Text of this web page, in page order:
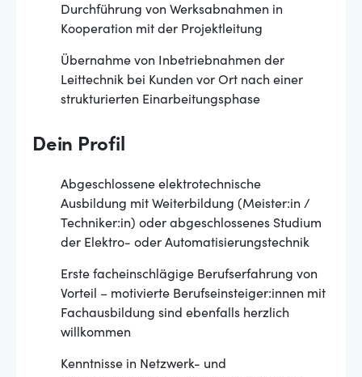
Durchführung von Werksabnahmen in
Kooperation mit der Projektleitung
Übernahme von Inbetriebnahmen der
Leittechnik bei Kunden vor Ort nach einer
strukturierten Einarbeitungsphase
Dein Profil
Abgeschlossene elektrotechnische
Ausbildung mit Weiterbildung (Meister:in /
Techniker:in) oder abgeschlossenes Studium
der Elektro- oder Automatisierungstechnik
Erste facheinschlägige Berufserfahrung von
Vorteil – motivierte Berufseinsteiger:innen mit
Fachausbildung sind ebenfalls herzlich
willkommen
Kenntnisse in Netzwerk- und